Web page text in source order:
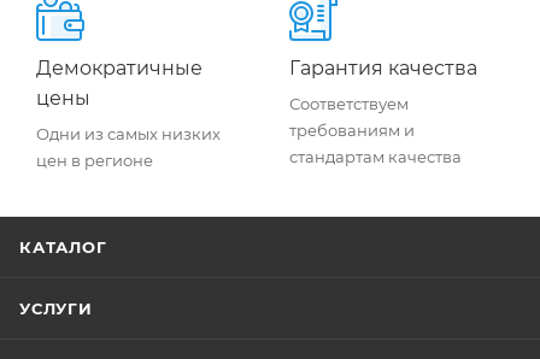
Демократичные
цены
Одни из самых низких
цен в регионе
Гарантия качества
Соответствуем
требованиям и
стандартам качества
КАТАЛОГ
УСЛУГИ